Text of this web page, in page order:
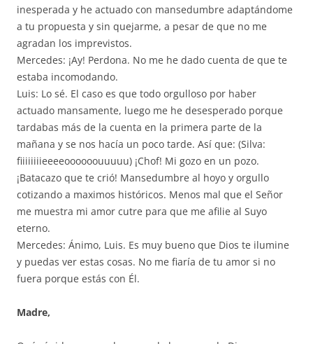
inesperada y he actuado con mansedumbre adaptándome
a tu propuesta y sin quejarme, a pesar de que no me
agradan los imprevistos.
Mercedes: ¡Ay! Perdona. No me he dado cuenta de que te
estaba incomodando.
Luis: Lo sé. El caso es que todo orgulloso por haber
actuado mansamente, luego me he desesperado porque
tardabas más de la cuenta en la primera parte de la
mañana y se nos hacía un poco tarde. Así que: (Silva:
fiiiiiiiieeeeoooooouuuuu) ¡Chof! Mi gozo en un pozo.
¡Batacazo que te crió! Mansedumbre al hoyo y orgullo
cotizando a maximos históricos. Menos mal que el Señor
me muestra mi amor cutre para que me afilie al Suyo
eterno.
Mercedes: Ánimo, Luis. Es muy bueno que Dios te ilumine
y puedas ver estas cosas. No me fiaría de tu amor si no
fuera porque estás con Él.
Madre,